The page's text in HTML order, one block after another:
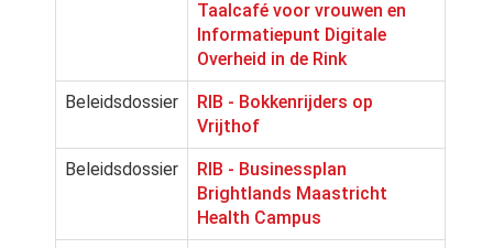
Taalcafé voor vrouwen en
Informatiepunt Digitale
Overheid in de Rink
Beleidsdossier
RIB - Bokkenrijders op
Vrijthof
Beleidsdossier
RIB - Businessplan
Brightlands Maastricht
Health Campus